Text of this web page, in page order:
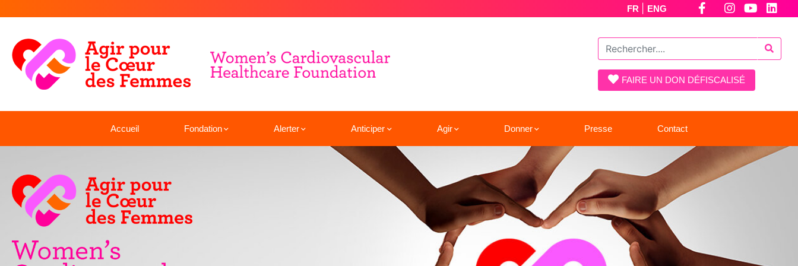
FR ENG
FAIRE UN DON DÉFISCALISÉ
Accueil Fondation Alerter Anticiper Agir Donner Presse Contact